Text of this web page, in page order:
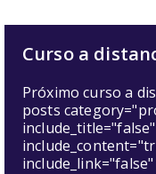
Curso a
Próximo curso a
posts
include_title="false"